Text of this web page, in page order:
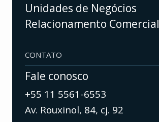
Unidades de Negócios
Relacionamento Comercial
CONTATO
Fale conosco
+55 11 5561-6553
Av. Rouxinol, 84, cj. 92